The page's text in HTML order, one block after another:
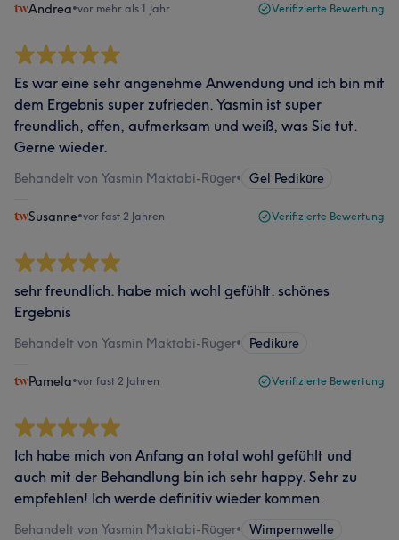
Andrea•vor mehr als 1 Jahr Verifizierte Bewertung
Es war eine sehr angenehme Anwendung und ich bin mit
dem Ergebnis super zufrieden. Yasmin ist super
freundlich, offen, aufmerksam und weiß, was Sie tut.
Gerne wieder.
Behandelt von Yasmin Maktabi-Rüger• Gel Pediküre
Susanne•vor fast 2 Jahren Verifizierte Bewertung
sehr freundlich. habe mich wohl gefühlt. schönes
Ergebnis
Behandelt von Yasmin Maktabi-Rüger• Pediküre
Pamela•vor fast 2 Jahren Verifizierte Bewertung
Ich habe mich von Anfang an total wohl gefühlt und
auch mit der Behandlung bin ich sehr happy. Sehr zu
empfehlen! Ich werde definitiv wieder kommen.
Behandelt von Yasmin Maktabi-Rüger• Wimpernwelle